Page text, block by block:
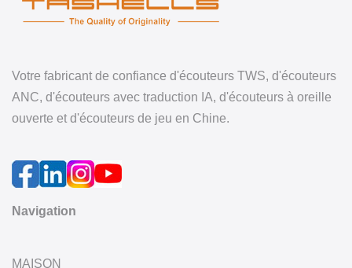
Votre fabricant de confiance d'écouteurs TWS, d'écouteurs
ANC, d'écouteurs avec traduction IA, d'écouteurs à oreille
ouverte et d'écouteurs de jeu en Chine.
Navigation
MAISON